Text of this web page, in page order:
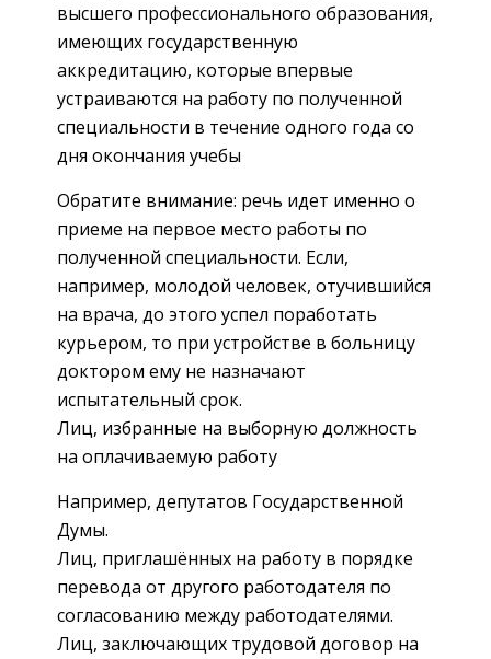
высшего профессионального образования,
имеющих государственную
аккредитацию, которые впервые
устраиваются на работу по полученной
специальности в течение одного года со
дня окончания учебы
Обратите внимание: речь идет именно о
приеме на первое место работы по
полученной специальности. Если,
например, молодой человек, отучившийся
на врача, до этого успел поработать
курьером, то при устройстве в больницу
доктором ему не назначают
испытательный срок.
Лиц, избранные на выборную должность
на оплачиваемую работу
Например, депутатов Государственной
Думы.
Лиц, приглашённых на работу в порядке
перевода от другого работодателя по
согласованию между работодателями.
Лиц, заключающих трудовой договор на